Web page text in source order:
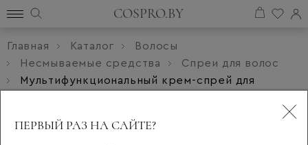
COSPRO.BY
Главная Каталог
Волосы
Несмываемые средства
Спреи для волос
Мультифункциональный крем-спрей для
ПЕРВЫЙ РАЗ НА САЙТЕ?